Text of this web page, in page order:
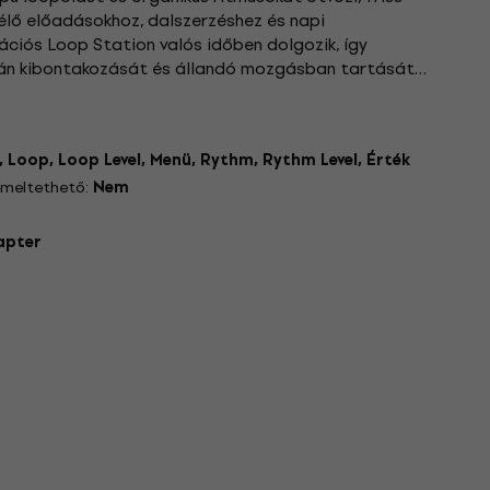
előadásokhoz, dalszerzéshez és napi
Loop Station valós időben dolgozik, így
kibontakozását és állandó mozgásban tartását
ending és rhythm...
Loop Level, Menü, Rythm, Rythm Level, Érték
Nem